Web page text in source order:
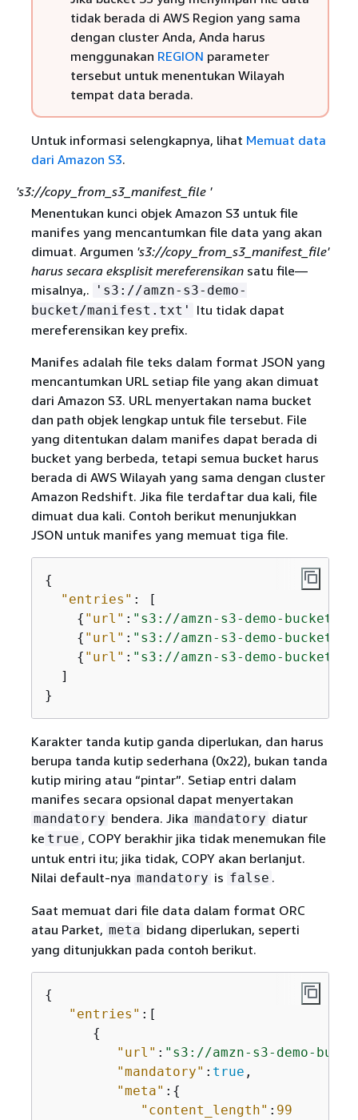
tidak berada di AWS Region yang sama
dengan cluster Anda, Anda harus
menggunakan REGION parameter
tersebut untuk menentukan Wilayah
tempat data berada.
Untuk informasi selengkapnya, lihat Memuat data
dari Amazon S3.
's3://copy_from_s3_manifest_file '
Menentukan kunci objek Amazon S3 untuk file
manifes yang mencantumkan file data yang akan
dimuat. Argumen 's3://copy_from_s3_manifest_file'
harus secara eksplisit mereferensikansatu file—
misalnya,.
's3://amzn-s3-demo-
bucket/manifest.txt'
Itu tidak dapat
mereferensikan key prefix.
Manifes adalah file teks dalam format JSON yang
mencantumkan URL setiap file yang akan dimuat
dari Amazon S3. URL menyertakan nama bucket
dan path objek lengkap untuk file tersebut. File
yang ditentukan dalam manifes dapat berada di
bucket yang berbeda, tetapi semua bucket harus
berada di AWS Wilayah yang sama dengan cluster
Amazon Redshift. Jika file terdaftar dua kali, file
dimuat dua kali. Contoh berikut menunjukkan
JSON untuk manifes yang memuat tiga file.
{
"entries" : [
{ "url" : "s3://amzn-s3-demo-bucket1/
{ "url" : "s3://amzn-s3-demo-bucket1/
{ "url" : "s3://amzn-s3-demo-bucket2/
  ]
}
Karakter tanda kutip ganda diperlukan, dan harus
berupa tanda kutip sederhana (0x22), bukan tanda
kutip miring atau “pintar”. Setiap entri dalam
manifes secara opsional dapat menyertakan
mandatory bendera. Jika mandatory diatur
ke true , COPY berakhir jika tidak menemukan file
untuk entri itu; jika tidak, COPY akan berlanjut.
Nilai default-nya mandatory is false .
Saat memuat dari file data dalam format ORC
atau Parket, meta bidang diperlukan, seperti
yang ditunjukkan pada contoh berikut.
{
"entries" :[
{
"url" : "s3://amzn-s3-demo-
"mandatory" : true ,
"meta" : {
"content_length" : 99